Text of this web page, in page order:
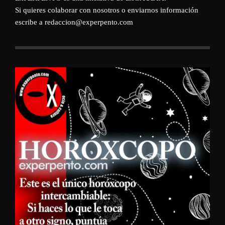
Si quieres colaborar con nosotros o enviarnos información
escribe a redaccion@experpento.com